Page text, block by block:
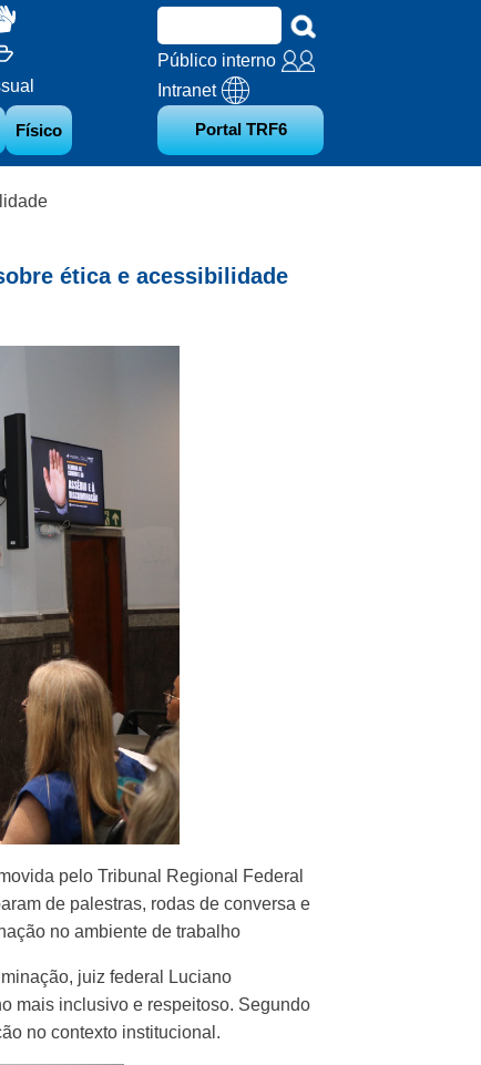
Físico
Público interno
Intranet
Portal TRF6
ética e acessibilidade
pelo Tribunal Regional Federal
de palestras, rodas de conversa e
no ambiente de trabalho
juiz federal Luciano
mais inclusivo e respeitoso. Segundo
no contexto institucional.